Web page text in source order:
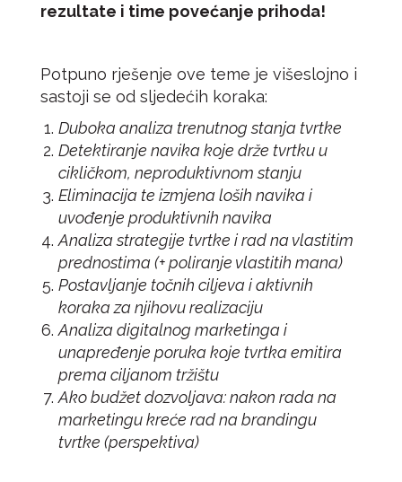
rezultate i time povećanje prihoda!
Potpuno rješenje ove teme je višeslojno i
sastoji se od sljedećih koraka:
Duboka analiza trenutnog stanja tvrtke
Detektiranje navika koje drže tvrtku u
cikličkom, neproduktivnom stanju
Eliminacija te izmjena loših navika i
uvođenje produktivnih navika
Analiza strategije tvrtke i rad na vlastitim
prednostima (+ poliranje vlastitih mana)
Postavljanje točnih ciljeva i aktivnih
koraka za njihovu realizaciju
Analiza digitalnog marketinga i
unapređenje poruka koje tvrtka emitira
prema ciljanom tržištu
Ako budžet dozvoljava: nakon rada na
marketingu kreće rad na brandingu
tvrtke (perspektiva)